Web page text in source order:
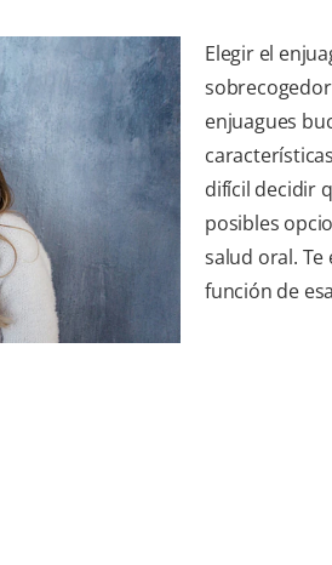
Elegir el
enjuagues
difícil decidir
posibles
salud oral.
función de